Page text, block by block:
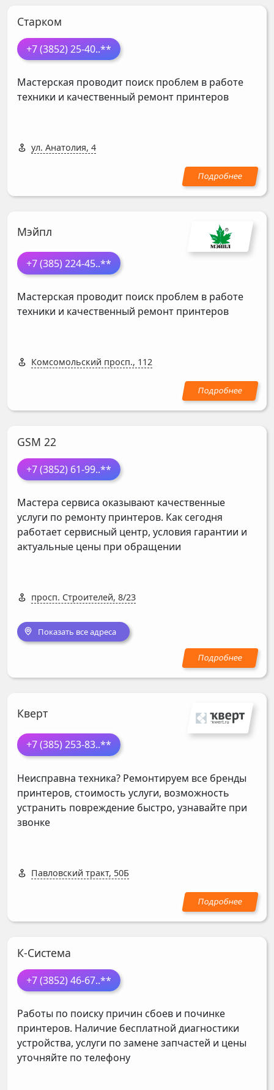
Старком
+7 (3852) 25-40..**
Мастерская проводит поиск проблем в работе
техники и качественный ремонт принтеров
ул. Анатолия, 4
Мэйпл
+7 (385) 224-45..**
Мастерская проводит поиск проблем в работе
техники и качественный ремонт принтеров
Комсомольский просп., 112
GSM 22
+7 (3852) 61-99..**
Мастера сервиса оказывают качественные
услуги по ремонту принтеров. Как сегодня
работает сервисный центр, условия гарантии и
актуальные цены при обращении
просп. Строителей, 8/23
Показать все адреса
Кверт
+7 (385) 253-83..**
Неисправна техника? Ремонтируем все бренды
принтеров, стоимость услуги, возможность
устранить повреждение быстро, узнавайте при
звонке
Павловский тракт, 50Б
К-Система
+7 (3852) 46-67..**
Работы по поиску причин сбоев и починке
принтеров. Наличие бесплатной диагностики
устройства, услуги по замене запчастей и цены
уточняйте по телефону